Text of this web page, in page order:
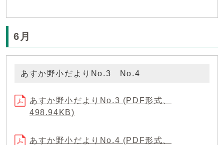
6月
あすか野小だよりNo.3 No.4
あすか野小だよりNo.3 (PDF形式、
498.94KB)
あすか野小だよりNo.4 (PDF形式、